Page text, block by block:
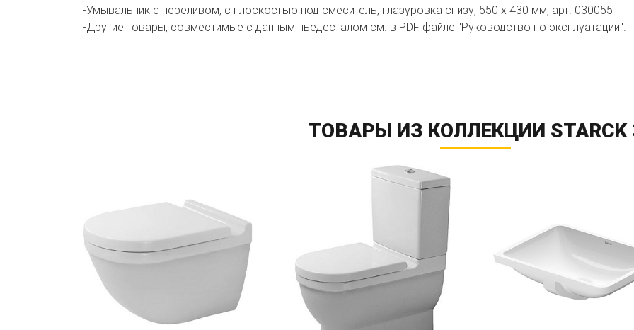
-Умывальник с переливом, с плоскостью под смеситель, глазуровка снизу, 550 x 430 мм, арт. 030055
-Другие товары, совместимые с данным пьедесталом см. в PDF файле "Руководство по эксплуатации".
ТОВАРЫ ИЗ КОЛЛЕКЦИИ STARCK